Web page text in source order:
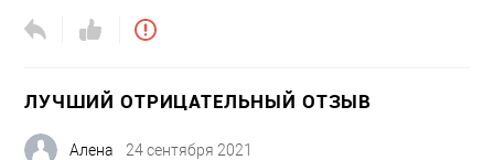
ЛУЧШИЙ ОТРИЦАТЕЛЬНЫЙ ОТЗЫВ
Алена 24 сентября 2021